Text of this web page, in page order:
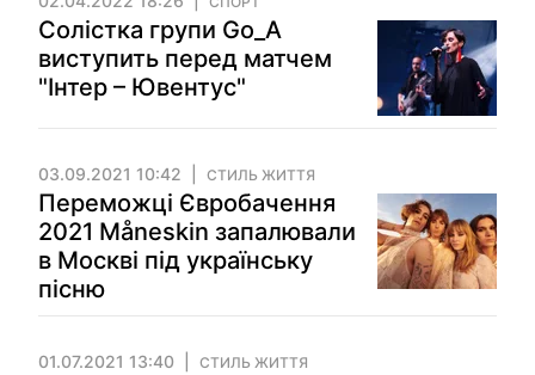
Солістка групи Go_A
виступить перед матчем
"Інтер – Ювентус"
03.09.2021 10:42 СТИЛЬ ЖИТТЯ
Переможці Євробачення
2021 Måneskin запалювали
в Москві під українську
пісню
01.07.2021 13:40 СТИЛЬ ЖИТТЯ